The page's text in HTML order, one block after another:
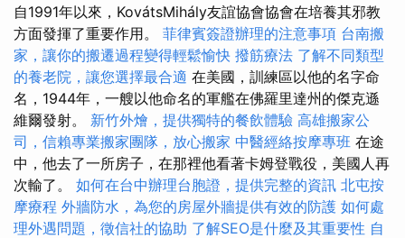
自1991年以來，KovátsMihály友誼協會協會在培養其邪教
方面發揮了重要作用。 菲律賓簽證辦理的注意事項 台南搬
家，讓你的搬遷過程變得輕鬆愉快 撥筋療法 了解不同類型
的養老院，讓您選擇最合適 在美國，訓練區以他的名字命
名，1944年，一艘以他命名的軍艦在佛羅里達州的傑克遜
維爾發射。 新竹外燴，提供獨特的餐飲體驗 高雄搬家公
司，信賴專業搬家團隊，放心搬家 中醫經絡按摩專班 在途
中，他去了一所房子，在那裡他看著卡姆登戰役，美國人再
次輸了。 如何在台中辦理台胞證，提供完整的資訊 北屯按
摩療程 外牆防水，為您的房屋外牆提供有效的防護 如何處
理外遇問題，徵信社的協助 了解SEO是什麼及其重要性 自